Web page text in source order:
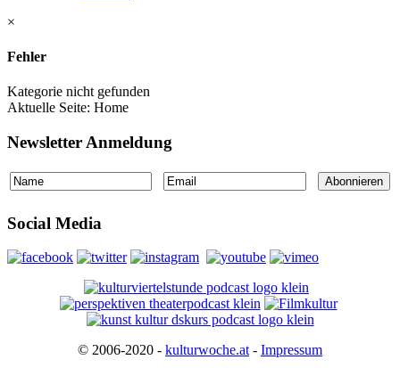
×
Fehler
Kategorie nicht gefunden
Aktuelle Seite: Home
Newsletter Anmeldung
Social Media
© 2006-2020 - kulturwoche.at - Impressum